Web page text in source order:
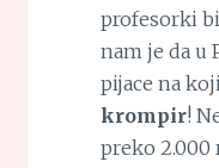
profesorki
nam je da u
pijace na
krompir!
preko